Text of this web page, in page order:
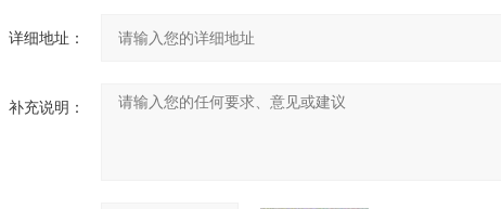
详细地址：
补充说明：